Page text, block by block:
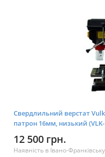
Свердлильний верстат
патрон 16мм, низький (VLK-
12 500 грн.
Наявність в Івано-